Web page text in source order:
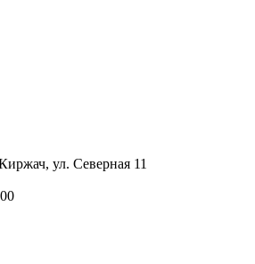
ул. Северная 11